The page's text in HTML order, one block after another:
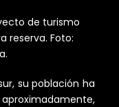
de turismo
reserva. Foto:
su población ha